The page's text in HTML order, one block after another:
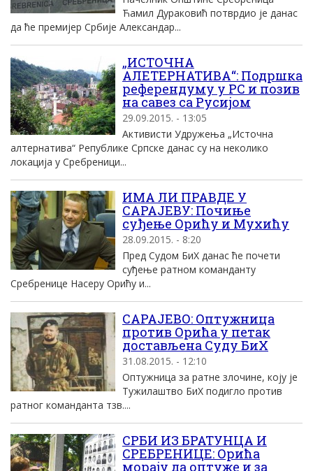
Ћамил Дураковић потврдио је данас
да ће премијер Србије Александар...
„ИСТОЧНА
АЛЕТЕРНАТИВА“: Подршка
референдуму у РС и позив
на савез са Русијом
29.09.2015. - 13:05
Активисти Удружења „Источна
алтернатива“ Републике Српске данас су на неколико
локација у Сребреници...
ИМА ЛИ ПРАВДЕ У
САРАЈЕВУ: Почиње
суђење Орићу и Мухићу
28.09.2015. - 8:20
Пред Судом БиХ данас ће почети
суђење ратном команданту
Сребренице Насеру Орићу и...
САРАЈЕВО: Оптужница
против Орића у петак
достављена Суду БиХ
31.08.2015. - 12:10
Оптужница за ратне злочине, коју је
Тужилаштво БиХ подигло против
ратног команданта тзв....
СРБИ ИЗ БРАТУНЦА И
СРЕБРЕНИЦЕ: Орића
морају да оптуже и за